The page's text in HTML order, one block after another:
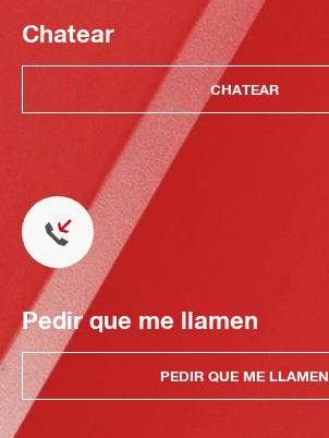
Chatear
CHATEAR
Pedir que me llamen
PEDIR QUE ME LLAMEN